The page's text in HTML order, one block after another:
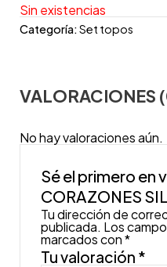
Sin existencias
Categoría:Set topos
VALORACIONES
No hay valoraciones aún.
Sé el primero en
CORAZONES
Tu dirección de
publicada. Los
marcados con*
Tu valoración *